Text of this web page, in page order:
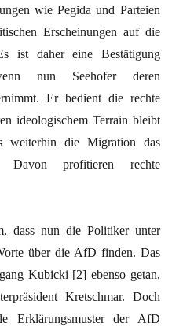
wie Pegida und Parteien
Erscheinungen auf die
ist daher eine Bestätigung
nun Seehofer deren
Er bedient die rechte
ideologischem Terrain bleibt
weiterhin die Migration das
Davon profitieren rechte
dass nun die Politiker unter
über die AfD finden. Das
Kubicki [2] ebenso getan,
Kretschmar. Doch
Erklärungsmuster der AfD